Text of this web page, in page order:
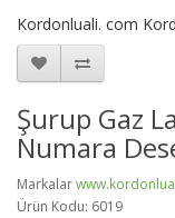
Kordonluali. com
Şurup Gaz
Numara
Markalar
Ürün Kodu: 6019